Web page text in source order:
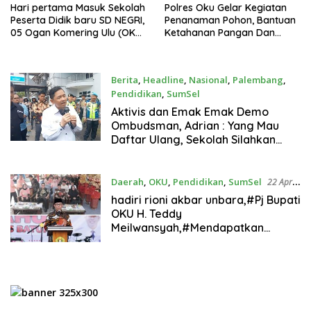
Hari pertama Masuk Sekolah
Peserta Didik baru SD NEGRI,
05 Ogan Komering Ulu (OKU)
Polres Oku Gelar Kegiatan
Penanaman Pohon, Bantuan
Ketahanan Pangan Dan
Berita, Headline, Nasional, Palembang,
Pendidikan, SumSel
21 Juni 2024
Aktivis dan Emak Emak Demo
Ombudsman, Adrian : Yang Mau
Daftar Ulang, Sekolah Silahkan
Daerah, OKU, Pendidikan, SumSel 22 April
2024
hadiri rioni akbar unbara,#Pj Bupati
OKU H. Teddy
Meilwansyah,#Mendapatkan